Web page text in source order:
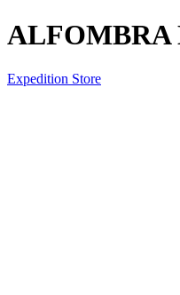
ALFOMBRA
Expedition Store